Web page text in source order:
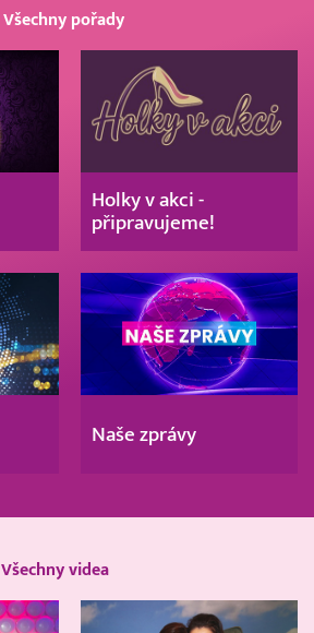
Všechny pořady
Holky v akci -
připravujeme!
Naše zprávy
Všechny videa